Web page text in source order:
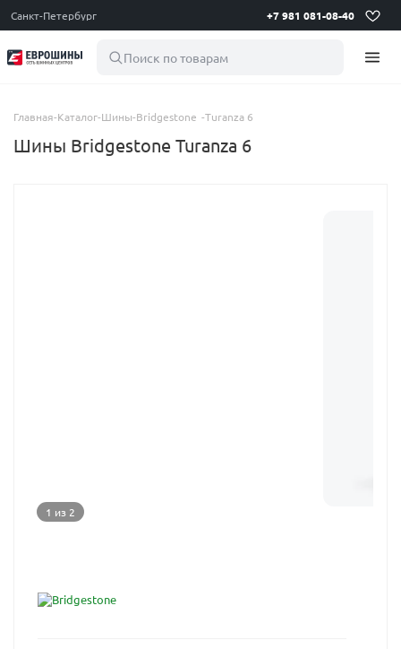
Санкт-Петербург +7 981 081-08-40
Поиск по товарам
Главная-Каталог-Шины-Bridgestone -Turanza 6
Шины Bridgestone Turanza 6
1 из 2